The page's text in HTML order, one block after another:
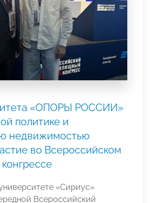
«ОПОРЫ РОССИИ»
политике и
недвижимостью
во Всероссийском
«Сириус»
Всероссийский